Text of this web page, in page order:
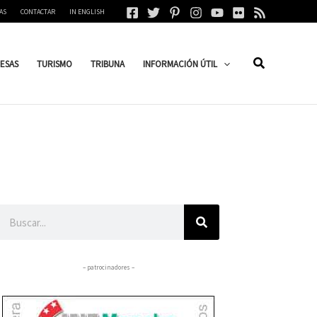
CONTACTAR IN ENGLISH
TURISMO TRIBUNA INFORMACIÓN ÚTIL
– patrocinadores –